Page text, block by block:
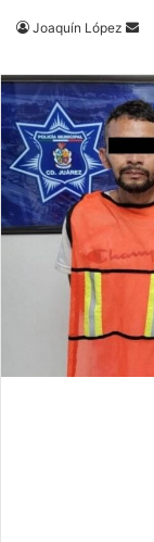
Joaquín López